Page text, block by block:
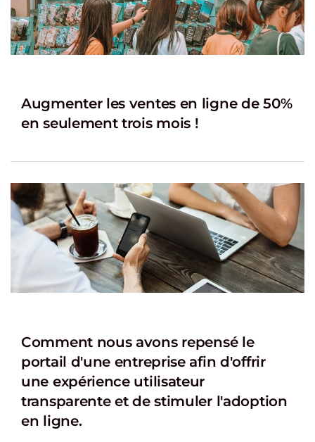
Augmenter les ventes en ligne de 50%
en seulement trois mois !
Comment nous avons repensé le
portail d'une entreprise afin d'offrir
une expérience utilisateur
transparente et de stimuler l'adoption
en ligne.